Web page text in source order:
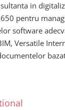
in
pentru
software
Versatile